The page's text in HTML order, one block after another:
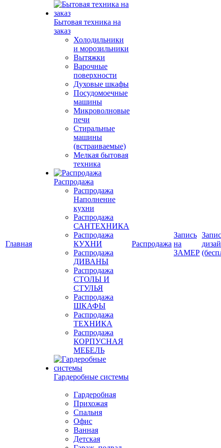
Главная
Бытовая техника на
заказ
Холодильники
и морозильники
Вытяжки
Варочные
поверхности
Духовые шкафы
Посудомоечные
машины
Микроволновые
печи
Стиральные
машины
(встраиваемые)
Мелкая бытовая
техника
Распродажа
Распродажа
Наполнение
кухни
Распродажа
САНТЕХНИКА
Распродажа
КУХНИ
Распродажа
ДИВАНЫ
Распродажа
СТОЛЫ И
СТУЛЬЯ
Распродажа
ШКАФЫ
Распродажа
ТЕХНИКА
Распродажа
КОРПУСНАЯ
МЕБЕЛЬ
Гардеробные системы
Гардеробная
Прихожая
Спальня
Офис
Ванная
Детская
Распродажа
Запись
на
ЗАМЕР